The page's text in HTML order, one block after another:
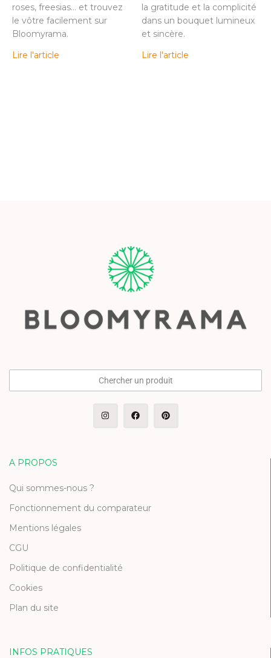
roses, freesias… et trouvez
le vôtre facilement sur
Bloomyrama.
Lire l'article
la gratitude et la complicité
dans un bouquet lumineux
et sincère.
Lire l'article
Chercher un produit
A PROPOS
Qui sommes-nous ?
Fonctionnement du comparateur
Mentions légales
CGU
Politique de confidentialité
Cookies
Plan du site
INFOS PRATIQUES